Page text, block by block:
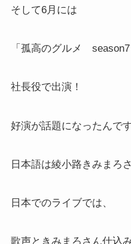
そして6月には
「孤高のグルメ
社長役で出演！
好演が話題になったんで
日本語は綾小路きみまろ
日本でのライブでは、
歌声ときみまろさん仕込